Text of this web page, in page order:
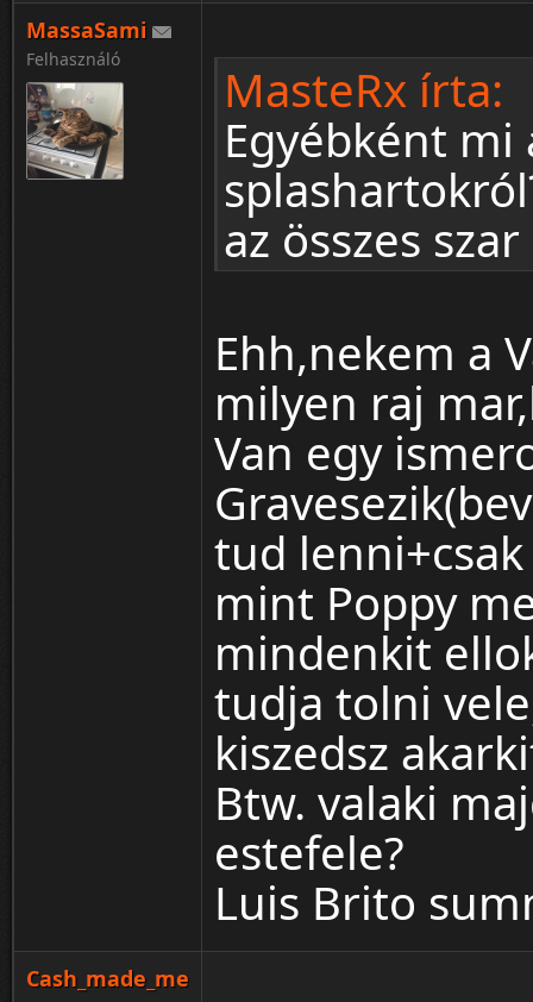
MassaSami
Felhasználó
MasteRx írta:
Egyébként mi
az összes
Ehh,nekem a
milyen raj
Van egy
tud
mint Poppy
mindenkit
tudja tolni
kiszedsz
Btw. valaki
estefele?
Luis Brito
Cash_made_me